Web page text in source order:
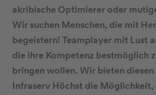
akribische Optimierer oder
Wir suchen Menschen, die mit
begeistern! Teamplayer mit Lust
die ihre Kompetenz bestmöglich
bringen wollen. Wir bieten diesen
Infraserv Höchst die Möglichkeit,